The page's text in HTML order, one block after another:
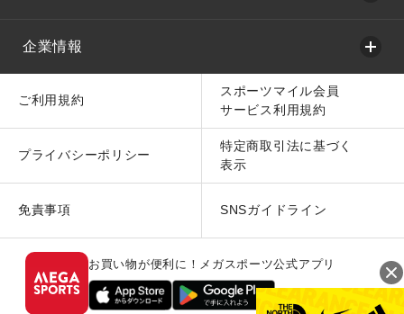
企業情報
ご利用規約
スポーツマイル会員
サービス利用規約
プライバシーポリシー
特定商取引法に基づく
表示
免責事項 SNSガイドライン
お買い物が便利に！メガスポーツ公式アプリ